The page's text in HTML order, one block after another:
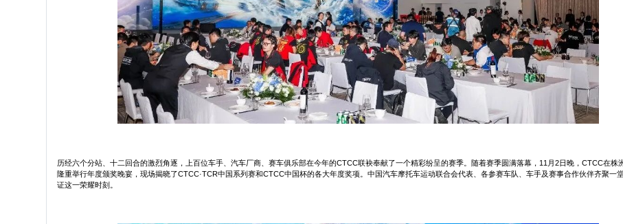
历经六个分站、十二回合的激烈角逐，上百位车手、汽车厂商、赛车俱乐部在今年的CTCC联袂奉献了一个精彩纷呈的赛季。随着赛季圆满落幕，11月2日晚，CTCC在株
隆重举行年度颁奖晚宴，现场揭晓了CTCC·TCR中国系列赛和CTCC中国杯的各大年度奖项。中国汽车摩托车运动联合会代表、各参赛车队、车手及赛事合作伙伴齐聚一
证这一荣耀时刻。